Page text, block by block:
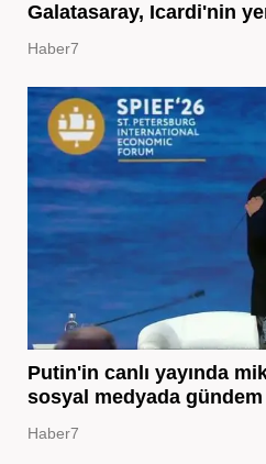
Galatasaray, Icardi'nin
Haber7
Putin'in canlı yayında
sosyal medyada
Haber7